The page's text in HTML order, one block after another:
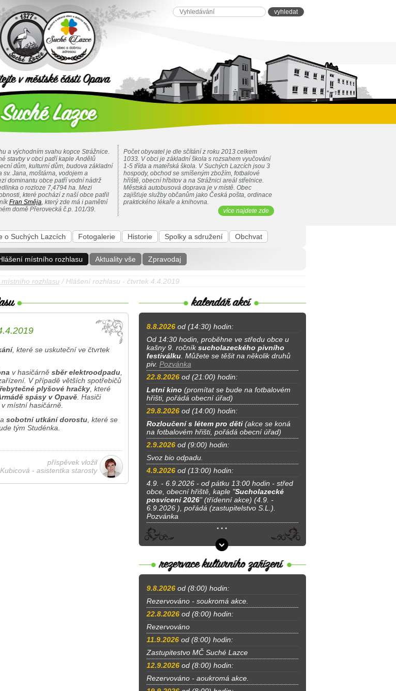
a východním svahu kopce Strážnice.
stavby v obci patří kaple Andělů
dům, kulturní dům, budova základní
sv. Jana, moštárna, vodojem a
dominantu obce patří vodní nádrž
o rozloze 7,4794 ha. Mezi
které pochází z naší obce patřil
Fran Směja, který zde má i pamětní
domě Přerovecká č.p. 101/39.
Počet obyvatel je dle sčítání z roku 2013 celkem
1033. V obci je základní škola s rozsahem vyučování
1-5 třída a mateřská škola. V Suchých Lazcích jsou 3
hospody, obchod se smíšeným zbožím, fotbalové
hřiště, obecní hřbitov a na Strážnici areál střelnice.
Městská autobusová doprava je v místě. Obec
zajišťuje služby občanům jako Česká pošta, ordinace
praktického lékaře a knihovna.
více najdete zde
místního rozhlasu Aktuality vše Zpravodaj
o Suchých Lazcích Fotogalerie Historie Spolky a sdružení Obchvat
místního rozhlasu / Hlášení rozhlasu - čtvrtek 4.4.2019
, které se uskuteční ve čtvrtek
v hasičárně sběr elektroodpadu,
V případě větších spotřebičů
plyšové hračky, které
spásy v Opavě. Hasiči
místní hasičárně.
sobotní utkání dorostu, které se
tým Studénka.
příspěvek vložil
- asistentka starosty
8.8.2026od (14:30) hodin:
Od 14:30 hodin, proběhne ve středu obce u
kašny 9. ročníksucholazeckého pivního
festiválku. Můžete se těšit na několik druhů
piv. Pozvánka
22.8.2026od (21:00) hodin:
Letní kino (promítat se bude na fotbalovém
hřišti, pořádá obecní úřad)
29.8.2026od (14:00) hodin:
Rozloučení s létem pro děti(akce se koná
na fotbalovém hřišti, pořádá obecní úřad)
2.9.2026od (9:00) hodin:
Svoz bio odpadu.
4.9.2026od (13:00) hodin:
4.9. - 6.9.2026 - od pátku 13:00 hodin - střed
obce, obecní hřiště, kaple "Sucholazecké
posvícení 2026" (třídenní akce) (4.9. -
6.9.2026 ), pořádá (zastupitelstvo S.L.).
Pozvánka
9.8.2026od (8:00) hodin:
Rezervováno - soukromá akce.
22.8.2026od (8:00) hodin:
Rezervováno
11.9.2026od (8:00) hodin:
Zastupitestvo MČ Suché Lazce
12.9.2026od (8:00) hodin:
Rezervováno - aoukromá akce.